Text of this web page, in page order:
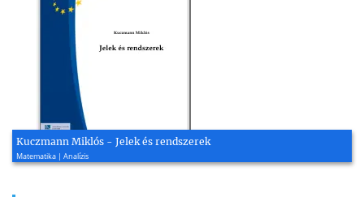
Kuczmann Miklós - Jelek és rendszerek
Matematika | Analízis